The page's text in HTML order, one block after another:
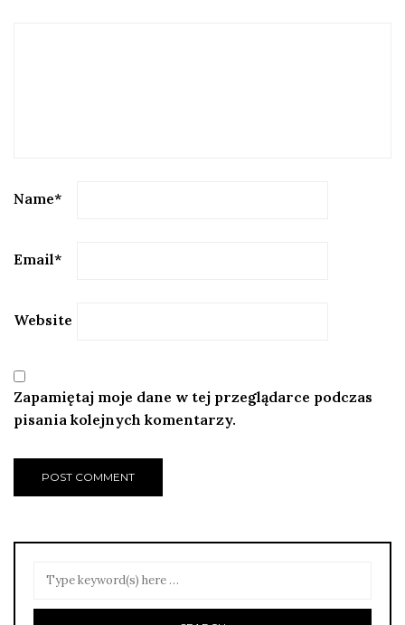
Name*
Email*
Website
Zapamiętaj moje dane w tej przeglądarce podczas
pisania kolejnych komentarzy.